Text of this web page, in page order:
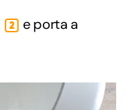
2
e porta a